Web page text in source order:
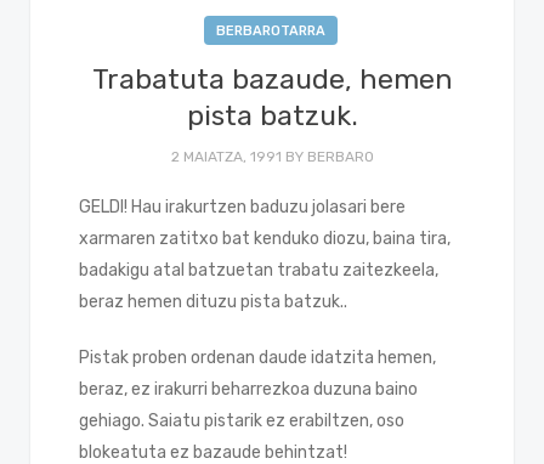
BERBAROTARRA
Trabatuta bazaude, hemen
pista batzuk.
2 MAIATZA, 1991 BY BERBARO
GELDI! Hau irakurtzen baduzu jolasari bere
xarmaren zatitxo bat kenduko diozu, baina tira,
badakigu atal batzuetan trabatu zaitezkeela,
beraz hemen dituzu pista batzuk..
Pistak proben ordenan daude idatzita hemen,
beraz, ez irakurri beharrezkoa duzuna baino
gehiago. Saiatu pistarik ez erabiltzen, oso
blokeatuta ez bazaude behintzat!